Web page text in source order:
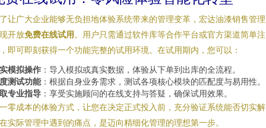
让广大企业能够无负担地体验系统带来的管理变革，宏达油漆销售管
开放免费在线试用。用户只需通过软件库等合作平台或官方渠道简单注
即可即刻获得一个功能完整的试用环境。在试用期内，您可以：
模拟操作 ：导入模拟或真实数据，体验从下单到出库的全流程。
测试功能：根据自身业务需求，测试各项核心模块的匹配度与易用性。
专业指导 ：享受实施顾问的在线支持与答疑，确保试用效果。
零成本的体验方式，让您在决定正式投入前，充分验证系统能否切实
实际管理中遇到的痛点，是迈向精细化管理的理想第一步。